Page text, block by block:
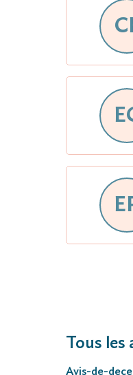
Tous les
Avis-de-